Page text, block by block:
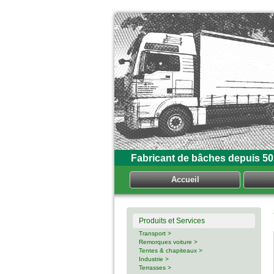
Fabricant de bâches depuis
Accueil
Produits et Services
Transport >
Remorques voiture >
Tentes & chapiteaux >
Industrie >
Terrasses >